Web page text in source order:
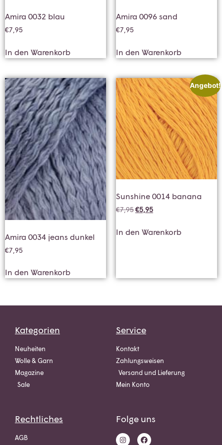
Amira 0032 blau
€7,95
In den Warenkorb
Amira 0096 sand
€7,95
In den Warenkorb
Amira 0034 jeans dunkel
€7,95
In den Warenkorb
Angebot!
Sunshine 0014 banana
€7,95€5,95
In den Warenkorb
Kategorien
Neuheiten
Wolle & Garn
Magazine
Sale
Service
Kontakt
Zahlungsweisen
Versand und Lieferung
Mein Konto
Rechtliches
AGB
Folge uns